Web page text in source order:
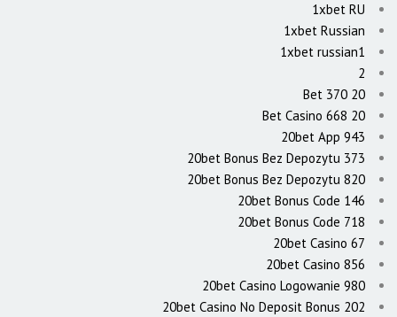
1xbet RU
1xbet Russian
1xbet russian1
2
20 Bet 370
20 Bet Casino 668
20bet App 943
20bet Bonus Bez Depozytu 373
20bet Bonus Bez Depozytu 820
20bet Bonus Code 146
20bet Bonus Code 718
20bet Casino 67
20bet Casino 856
20bet Casino Logowanie 980
20bet Casino No Deposit Bonus 202